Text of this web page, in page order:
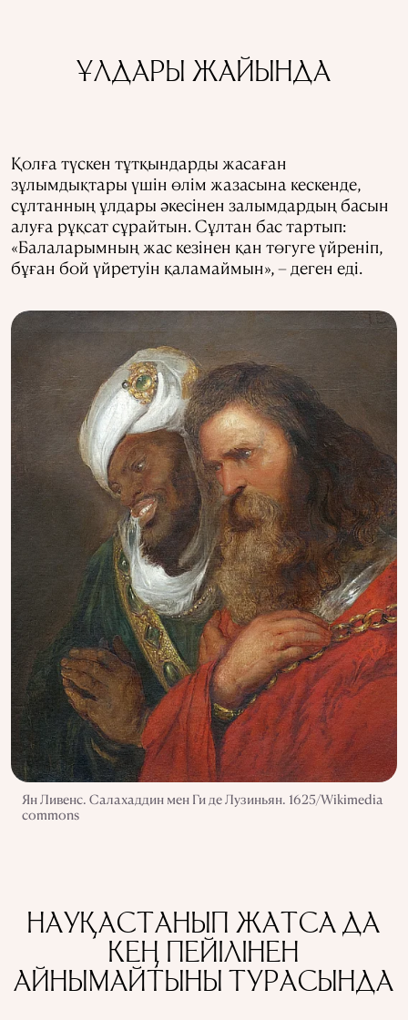
ҰЛДАРЫ ЖАЙЫНДА
Қолға түскен тұтқындарды жасаған
зұлымдықтары үшін өлім жазасына кескенде,
сұлтанның ұлдары әкесінен залымдардың басын
алуға рұқсат сұрайтын. Сұлтан бас тартып:
«Балаларымның жас кезінен қан төгуге үйреніп,
бұған бой үйретуін қаламаймын», – деген еді.
Ян Ливенс. Салахаддин мен Ги де Лузиньян. 1625/Wikimedia
commons
НАУҚАСТАНЫП ЖАТСА ДА
КЕҢ ПЕЙІЛІНЕН
АЙНЫМАЙТЫНЫ ТУРАСЫНДА